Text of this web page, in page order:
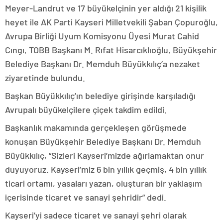
Meyer-Landrut ve 17 büyükelçinin yer aldığı 21 kişilik
heyet ile AK Parti Kayseri Milletvekili Şaban Çopuroğlu,
Avrupa Birliği Uyum Komisyonu Üyesi Murat Cahid
Cıngı, TOBB Başkanı M. Rıfat Hisarcıklıoğlu, Büyükşehir
Belediye Başkanı Dr. Memduh Büyükkılıç’a nezaket
ziyaretinde bulundu.
Başkan Büyükkılıç’ın belediye girişinde karşıladığı
Avrupalı büyükelçilere çiçek takdim edildi.
Başkanlık makamında gerçekleşen görüşmede
konuşan Büyükşehir Belediye Başkanı Dr. Memduh
Büyükkılıç, “Sizleri Kayseri’mizde ağırlamaktan onur
duyuyoruz. Kayseri’miz 6 bin yıllık geçmiş, 4 bin yıllık
ticari ortamı, yasaları yazan, oluşturan bir yaklaşım
içerisinde ticaret ve sanayi şehridir” dedi.
Kayseri’yi sadece ticaret ve sanayi şehri olarak